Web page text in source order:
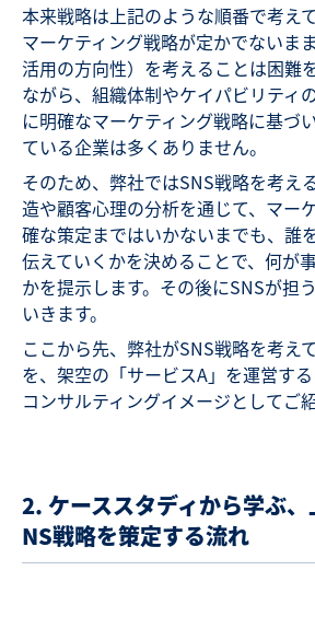
本来戦略は上記のような順番で考え
マーケティング戦略が定かでないま
活用の方向性）を考えることは困難
ながら、組織体制やケイパビリティ
に明確なマーケティング戦略に基づ
ている企業は多くありません。
そのため、弊社ではSNS戦略を考え
造や顧客心理の分析を通じて、マー
確な策定まではいかないまでも、誰
伝えていくかを決めることで、何が
かを提示します。その後にSNSが担
いきます。
ここから先、弊社がSNS戦略を考え
を、架空の「サービスA」を運営す
コンサルティングイメージとしてご
2. ケーススタディから学ぶ
NS戦略を策定する流れ